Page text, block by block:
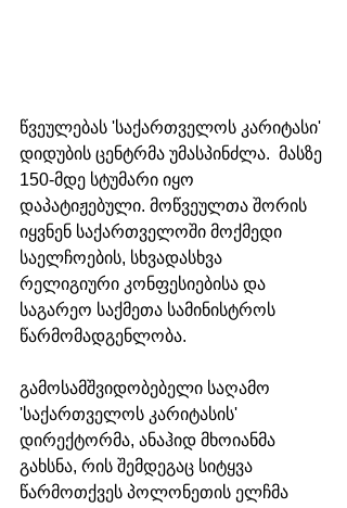
წვეულებას 'საქართველოს კარიტასი'
დიდუბის ცენტრმა უმასპინძლა.  მასზე
150-მდე სტუმარი იყო
დაპატიჟებული. მოწვეულთა შორის
იყვნენ საქართველოში მოქმედი
საელჩოების, სხვადასხვა
რელიგიური კონფესიებისა და
საგარეო საქმეთა სამინისტროს
წარმომადგენლობა.
გამოსამშვიდობებელი საღამო
'საქართველოს კარიტასის'
დირექტორმა, ანაჰიდ მხოიანმა
გახსნა, რის შემდეგაც სიტყვა
წარმოთქვეს პოლონეთის ელჩმა